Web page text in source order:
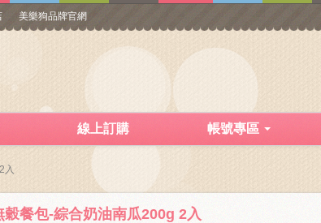
美樂狗品牌官網
線上訂購 帳號專區
入
穀餐包-綜合奶油南瓜200g 2入